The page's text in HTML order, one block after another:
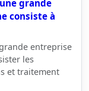
grande
consiste à
entreprise
les
et traitement